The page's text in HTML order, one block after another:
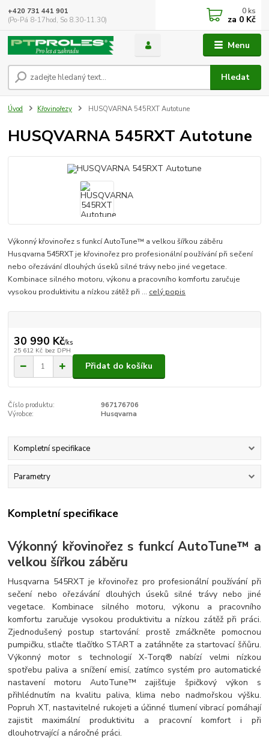
Menu
Hledat
+420 731 441 901
(Po-Pá 8-17hod, So 8.30-11.30)
0 ks
za 0 Kč
Úvod Křovinořezy HUSQVARNA 545RXT Autotune
HUSQVARNA 545RXT Autotune
Výkonný křovinořez s funkcí AutoTune™ a velkou šířkou záběru
Husqvarna 545RXT je křovinořez pro profesionální používání při sečení
nebo ořezávání dlouhých úseků silné trávy nebo jiné vegetace.
Kombinace silného motoru, výkonu a pracovního komfortu zaručuje
vysokou produktivitu a nízkou zátěž při ... celý popis
30 990 Kč/ks
25 612 Kč bez DPH
Přidat do košíku
Číslo produktu:
967176706
Výrobce:
Husqvarna
Kompletní specifikace
Parametry
Kompletní specifikace
Výkonný křovinořez s funkcí AutoTune™ a
velkou šířkou záběru
Husqvarna 545RXT je křovinořez pro profesionální používání při
sečení nebo ořezávání dlouhých úseků silné trávy nebo jiné
vegetace. Kombinace silného motoru, výkonu a pracovního
komfortu zaručuje vysokou produktivitu a nízkou zátěž při práci.
Zjednodušený postup startování: prostě zmáčkněte pomocnou
pumpičku, stlačte tlačítko START a zatáhněte za startovací šňůru.
Výkonný motor s technologií X-Torq® nabízí velmi nízkou
spotřebu paliva a snížení emisí, zatímco systém pro automatické
nastavení motoru AutoTune™ zajišťuje špičkový výkon s
přihlédnutím na kvalitu paliva, klima nebo nadmořskou výšku.
Popruh XT, nastavitelné rukojeti a účinné tlumení vibrací pomáhají
zajistit maximální produktivitu a pracovní komfort i při
dlouhotrvající a náročné práci.